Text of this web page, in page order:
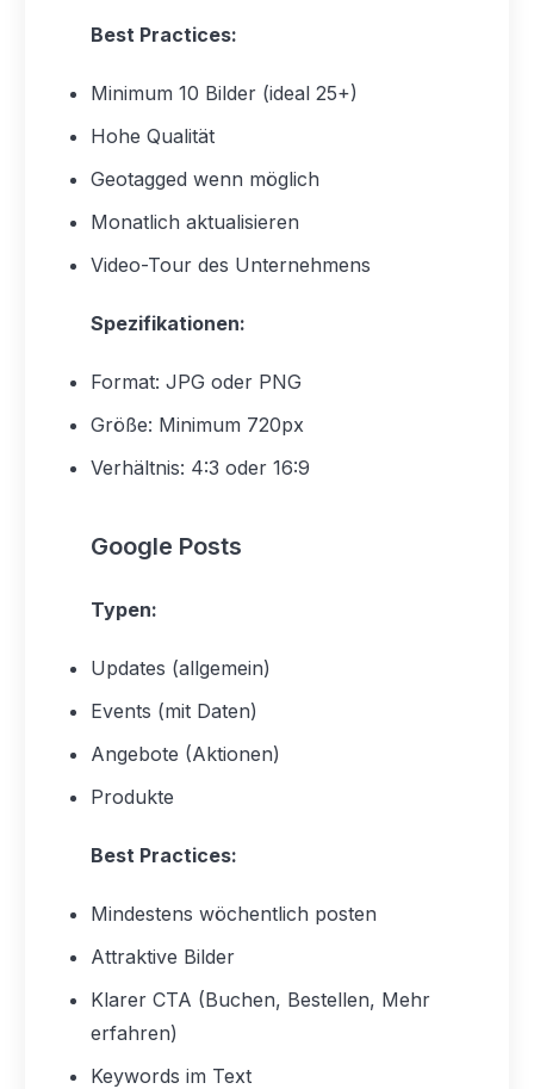
Best Practices:
Minimum 10 Bilder (ideal 25+)
Hohe Qualität
Geotagged wenn möglich
Monatlich aktualisieren
Video-Tour des Unternehmens
Spezifikationen:
Format: JPG oder PNG
Größe: Minimum 720px
Verhältnis: 4:3 oder 16:9
Google Posts
Typen:
Updates (allgemein)
Events (mit Daten)
Angebote (Aktionen)
Produkte
Best Practices:
Mindestens wöchentlich posten
Attraktive Bilder
Klarer CTA (Buchen, Bestellen, Mehr
erfahren)
Keywords im Text